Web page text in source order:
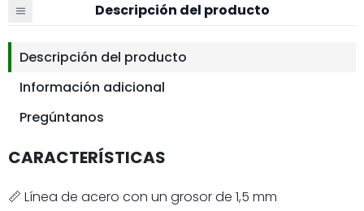
Descripción del producto
Descripción del producto
Información adicional
Pregúntanos
CARACTERÍSTICAS
📏 Línea de acero con un grosor de 1,5 mm